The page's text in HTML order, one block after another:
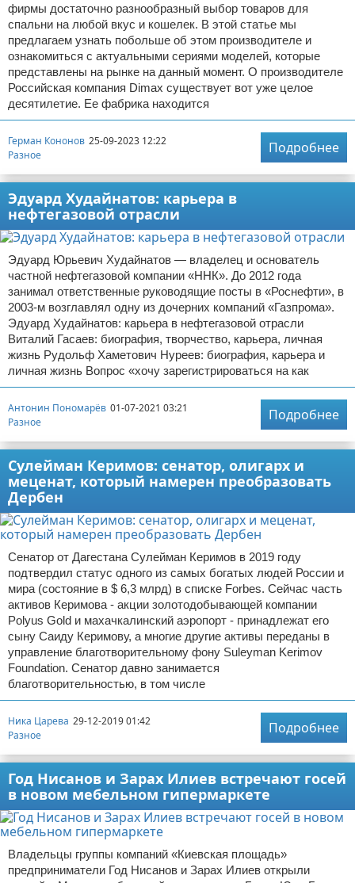
фирмы достаточно разнообразный выбор товаров для
спальни на любой вкус и кошелек. В этой статье мы
предлагаем узнать побольше об этом производителе и
ознакомиться с актуальными сериями моделей, которые
представлены на рынке на данный момент. О производителе
Российская компания Dimax существует вот уже целое
десятилетие. Ее фабрика находится
Герман Кононов 25-09-2023 12:22
Разное
Подробнее
Эдуард Худайнатов: карьера в
нефтегазовой отрасли
Эдуард Юрьевич Худайнатов — владелец и основатель
частной нефтегазовой компании «ННК»‎. До 2012 года
занимал ответственные руководящие посты в «Роснефти», в
2003-м возглавлял одну из дочерних компаний «Газпрома»‎. ‎
Эдуард Худайнатов: карьера в нефтегазовой отрасли
Виталий Гасаев: биография, творчество, карьера, личная
жизнь Рудольф Хаметович Нуреев: биография, карьера и
личная жизнь Вопрос «хочу зарегистрироваться на как
Антонин Пономарёв 01-07-2021 03:21
Разное
Подробнее
Сулейман Керимов: сенатор, олигарх и
меценат, который намерен преобразовать
Дербен
Сенатор от Дагестана Сулейман Керимов в 2019 году
подтвердил статус одного из самых богатых людей России и
мира (состояние в $ 6,3 млрд) в списке Forbes. Сейчас часть
активов Керимова - акции золотодобывающей компании
Polyus Gold и махачкалинский аэропорт - принадлежат его
сыну Саиду Керимову, а многие другие активы переданы в
управление благотворительному фону Suleyman Kerimov
Foundation. Сенатор давно занимается
благотворительностью, в том числе
Ника Царева 29-12-2019 01:42
Разное
Подробнее
Год Нисанов и Зарах Илиев встречают госей
в новом мебельном гипермаркете
Владельцы группы компаний «Киевская площадь»
предприниматели Год Нисанов и Зарах Илиев открыли